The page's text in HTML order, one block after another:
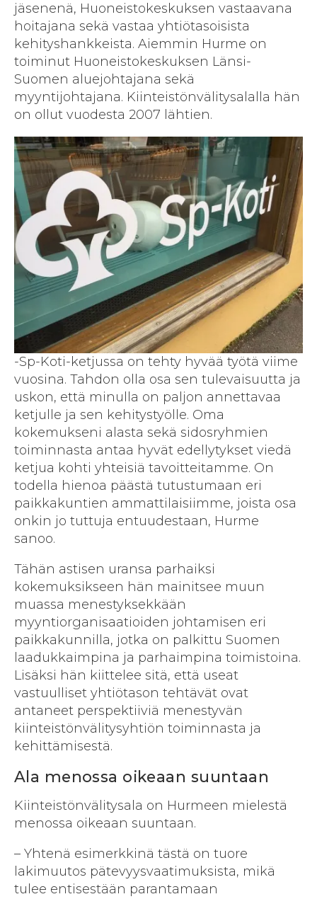
jäsenenä, Huoneistokeskuksen vastaavana
hoitajana sekä vastaa yhtiötasoisista
kehityshankkeista. Aiemmin Hurme on
toiminut Huoneistokeskuksen Länsi-
Suomen aluejohtajana sekä
myyntijohtajana. Kiinteistönvälitysalalla hän
on ollut vuodesta 2007 lähtien.
-Sp-Koti-ketjussa on tehty hyvää työtä viime
vuosina. Tahdon olla osa sen tulevaisuutta ja
uskon, että minulla on paljon annettavaa
ketjulle ja sen kehitystyölle. Oma
kokemukseni alasta sekä sidosryhmien
toiminnasta antaa hyvät edellytykset viedä
ketjua kohti yhteisiä tavoitteitamme. On
todella hienoa päästä tutustumaan eri
paikkakuntien ammattilaisiimme, joista osa
onkin jo tuttuja entuudestaan, Hurme
sanoo.
Tähän astisen uransa parhaiksi
kokemuksikseen hän mainitsee muun
muassa menestyksekkään
myyntiorganisaatioiden johtamisen eri
paikkakunnilla, jotka on palkittu Suomen
laadukkaimpina ja parhaimpina toimistoina.
Lisäksi hän kiittelee sitä, että useat
vastuulliset yhtiötason tehtävät ovat
antaneet perspektiiviä menestyvän
kiinteistönvälitysyhtiön toiminnasta ja
kehittämisestä.
Ala menossa oikeaan suuntaan
Kiinteistönvälitysala on Hurmeen mielestä
menossa oikeaan suuntaan.
– Yhtenä esimerkkinä tästä on tuore
lakimuutos pätevyysvaatimuksista, mikä
tulee entisestään parantamaan